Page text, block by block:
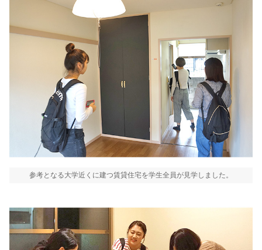
参考となる大学近くに建つ賃貸住宅を学生全員が見学しました。